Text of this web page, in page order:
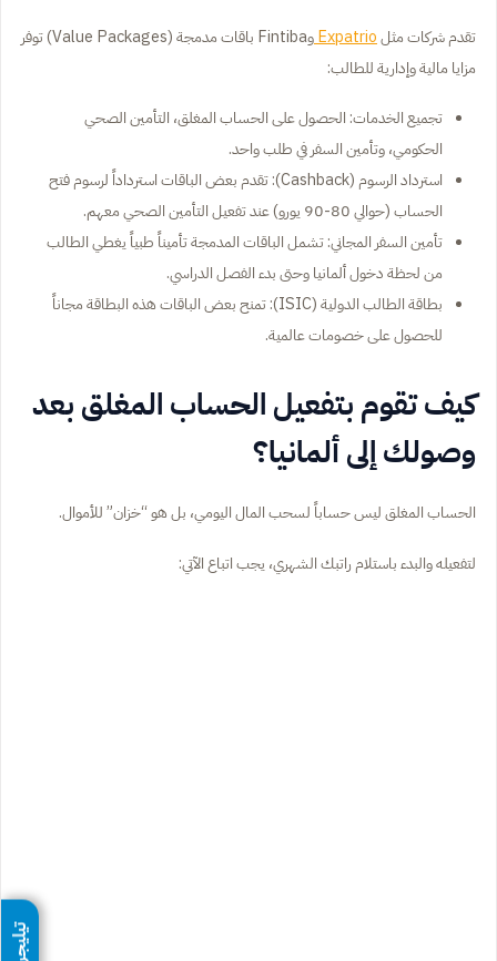
تقدم شركات مثلExpatrio
وFintiba باقات مدمجة (Value Packages) توفر
مزايا مالية وإدارية للطالب:
تجميع الخدمات: الحصول على الحساب المغلق، التأمين الصحي
الحكومي، وتأمين السفر في طلب واحد.
استرداد الرسوم (Cashback): تقدم بعض الباقات استرداداً لرسوم فتح
الحساب (حوالي 80-90 يورو) عند تفعيل التأمين الصحي معهم.
تأمين السفر المجاني: تشمل الباقات المدمجة تأميناً طبياً يغطي الطالب
من لحظة دخول ألمانيا وحتى بدء الفصل الدراسي.
بطاقة الطالب الدولية (ISIC): تمنح بعض الباقات هذه البطاقة مجاناً
للحصول على خصومات عالمية.
كيف تقوم بتفعيل الحساب المغلق بعد
وصولك إلى ألمانيا؟
الحساب المغلق ليس حساباً لسحب المال اليومي، بل هو “خزان” للأموال.
لتفعيله والبدء باستلام راتبك الشهري، يجب اتباع الآتي: